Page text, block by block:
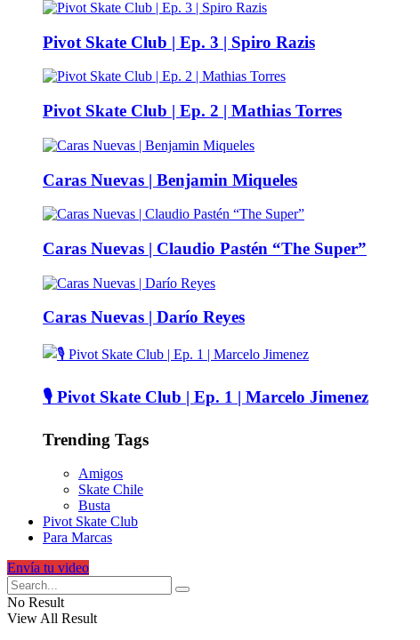
Pivot Skate Club | Ep. 3 | Spiro Razis
Pivot Skate Club | Ep. 2 | Mathias Torres
Caras Nuevas | Benjamin Miqueles
Caras Nuevas | Claudio Pastén “The Super”
Caras Nuevas | Darío Reyes
🎙️ Pivot Skate Club | Ep. 1 | Marcelo Jimenez
Trending Tags
Amigos
Skate Chile
Busta
Pivot Skate Club
Para Marcas
Envía tu video
No Result
View All Result